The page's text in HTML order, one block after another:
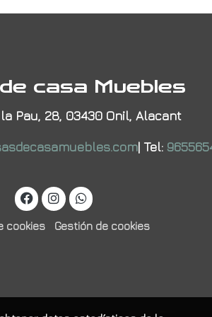
casa Muebles
Pau, 28, 03430 Onil, Alacant
| Tel:
cookies Gestión de cookies